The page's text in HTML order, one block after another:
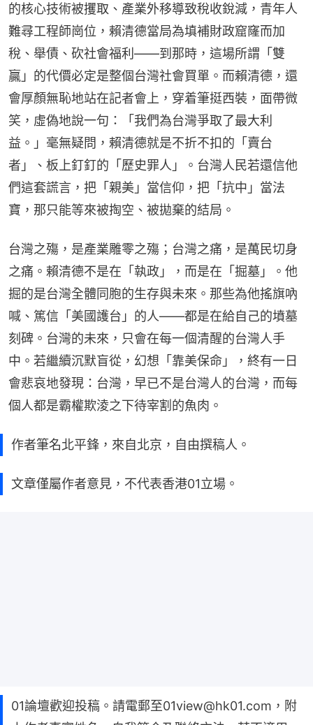
的核心技術被攫取、產業外移導致稅收銳減，青年人
難尋工程師崗位，賴清德當局為填補財政窟窿而加
稅、舉債、砍社會福利——到那時，這場所謂「雙
贏」的代價必定是整個台灣社會買單。而賴清德，還
會厚顏無恥地站在記者會上，穿着筆挺西裝，面帶微
笑，虛偽地說一句：「我們為台灣爭取了最大利
益。」毫無疑問，賴清德就是不折不扣的「賣台
者」、板上釘釘的「歷史罪人」。台灣人民若還信他
們這套謊言，把「親美」當信仰，把「抗中」當法
寶，那只能等來被掏空、被拋棄的結局。
台灣之殤，是產業雕零之殤；台灣之痛，是萬民切身
之痛。賴清德不是在「執政」，而是在「掘墓」。他
掘的是台灣全體同胞的生存與未來。那些為他搖旗吶
喊、篤信「美國護台」的人——都是在給自己的墳墓
刻碑。台灣的未來，只會在每一個清醒的台灣人手
中。若繼續沉默盲從，幻想「靠美保命」，終有一日
會悲哀地發現：台灣，早已不是台灣人的台灣，而每
個人都是霸權欺淩之下待宰割的魚肉。
作者筆名北平鋒，來自北京，自由撰稿人。
文章僅屬作者意見，不代表香港01立場。
01論壇歡迎投稿。請電郵至01view@hk01.com，附